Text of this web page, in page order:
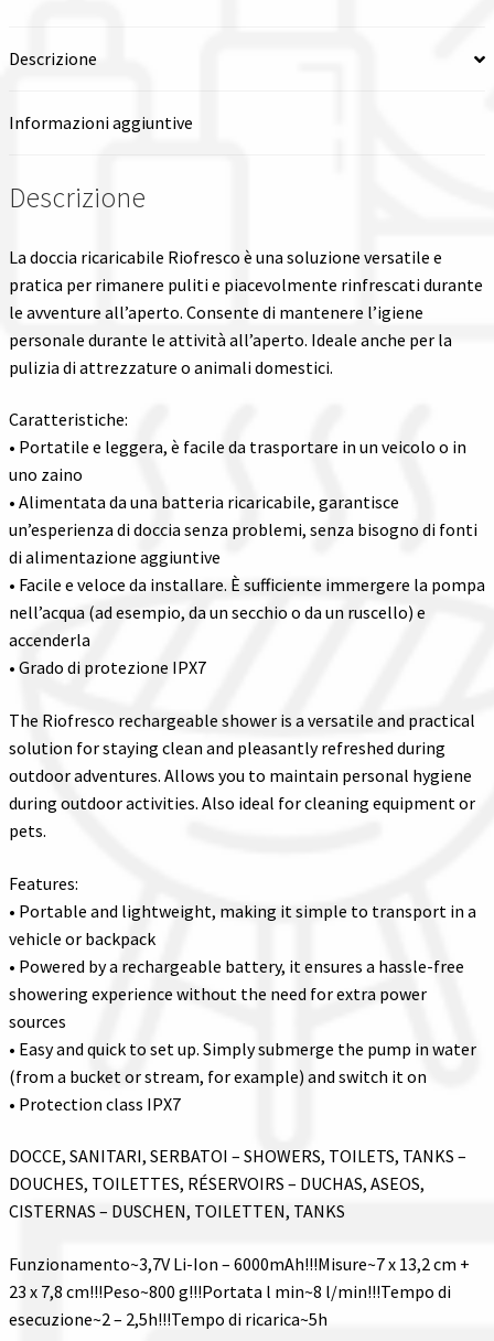
Descrizione
Informazioni aggiuntive
Descrizione
La doccia ricaricabile Riofresco è una soluzione versatile e
pratica per rimanere puliti e piacevolmente rinfrescati durante
le avventure all’aperto. Consente di mantenere l’igiene
personale durante le attività all’aperto. Ideale anche per la
pulizia di attrezzature o animali domestici.
Caratteristiche:
• Portatile e leggera, è facile da trasportare in un veicolo o in
uno zaino
• Alimentata da una batteria ricaricabile, garantisce
un’esperienza di doccia senza problemi, senza bisogno di fonti
di alimentazione aggiuntive
• Facile e veloce da installare. È sufficiente immergere la pompa
nell’acqua (ad esempio, da un secchio o da un ruscello) e
accenderla
• Grado di protezione IPX7
The Riofresco rechargeable shower is a versatile and practical
solution for staying clean and pleasantly refreshed during
outdoor adventures. Allows you to maintain personal hygiene
during outdoor activities. Also ideal for cleaning equipment or
pets.
Features:
• Portable and lightweight, making it simple to transport in a
vehicle or backpack
• Powered by a rechargeable battery, it ensures a hassle-free
showering experience without the need for extra power
sources
• Easy and quick to set up. Simply submerge the pump in water
(from a bucket or stream, for example) and switch it on
• Protection class IPX7
DOCCE, SANITARI, SERBATOI – SHOWERS, TOILETS, TANKS –
DOUCHES, TOILETTES, RÉSERVOIRS – DUCHAS, ASEOS,
CISTERNAS – DUSCHEN, TOILETTEN, TANKS
Funzionamento~3,7V Li-Ion – 6000mAh!!!Misure~7 x 13,2 cm +
23 x 7,8 cm!!!Peso~800 g!!!Portata l min~8 l/min!!!Tempo di
esecuzione~2 – 2,5h!!!Tempo di ricarica~5h